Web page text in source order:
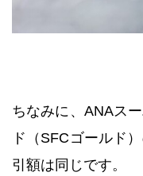
ちなみに、ANAス
ド（SFCゴールド
引額は同じです。